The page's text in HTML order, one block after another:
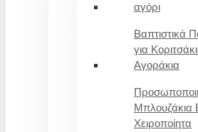
αγόρι
Βαπτιστικά
για
Αγοράκια
Μπλουζάκια
Χειροποίητα